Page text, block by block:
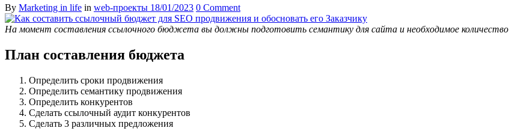
By Marketing in life in web-проекты 18/01/2023 0 Comment
На момент составления ссылочного бюджета вы должны подготовить семантику для сайта и необходимое
План составления бюджета
Определить сроки продвижения
Определить семантику продвижения
Определить конкурентов
Сделать ссылочный аудит конкурентов
Сделать 3 различных предложения